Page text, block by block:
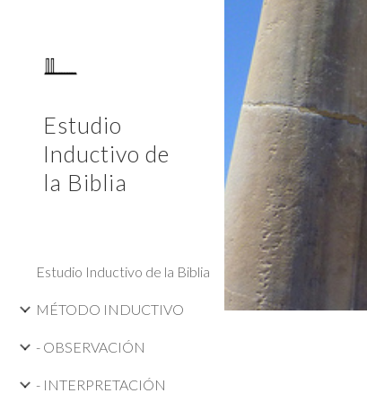
Estudio
Inductivo de
la Biblia
Estudio Inductivo de la Biblia
MÉTODO INDUCTIVO
- OBSERVACIÓN
- INTERPRETACIÓN